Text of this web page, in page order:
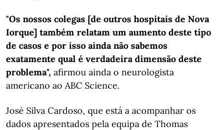
"Os nossos colegas [de outros hospitais de Nova
Iorque] também relatam um aumento deste tipo
de casos e por isso ainda não sabemos
exatamente qual é verdadeira dimensão deste
problema", afirmou ainda o neurologista
americano ao ABC Science.
José Silva Cardoso, que está a acompanhar os
dados apresentados pela equipa de Thomas